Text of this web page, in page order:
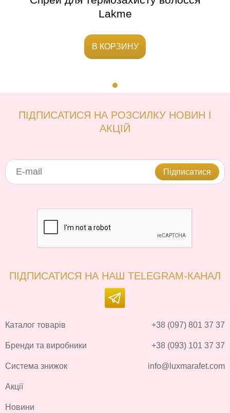
Lakme
В КОРЗИНУ
ПІДПИСАТИСЯ НА РОЗСИЛКУ НОВИН І
АКЦІЙ
Підписатися
ПІДПИСАТИСЯ НА НАШ TELEGRAM-КАНАЛ
Каталог товарів
Бренди та виробники
Система знижок
Акції
Новини
+38 (097) 801 37 37
+38 (093) 101 37 37
info@luxmarafet.com